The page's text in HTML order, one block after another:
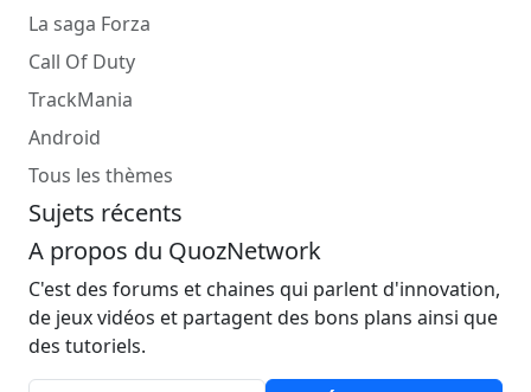
La saga Forza
Call Of Duty
TrackMania
Android
Tous les thèmes
Sujets récents
A propos du QuozNetwork
C'est des forums et chaines qui parlent d'innovation,
de jeux vidéos et partagent des bons plans ainsi que
des tutoriels.